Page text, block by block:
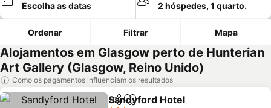
Escolha as datas 2 hóspedes, 1 quarto.
Ordenar Filtrar Mapa
Alojamentos em Glasgow perto de Hunterian
Art Gallery (Glasgow, Reino Unido)
Como os pagamentos influenciam os resultados
Partilhar
Sandyford Hotel